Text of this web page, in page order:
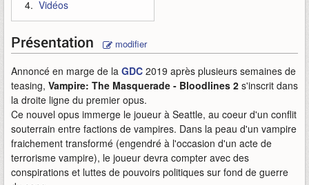
Vidéos
Présentation modifier
Annoncé en marge de la GDC 2019 après plusieurs semaines de
teasing, Vampire: The Masquerade - Bloodlines 2 s'inscrit dans
la droite ligne du premier opus.
Ce nouvel opus immerge le joueur à Seattle, au coeur d'un conflit
souterrain entre factions de vampires. Dans la peau d'un vampire
fraichement transformé (engendré à l'occasion d'un acte de
terrorisme vampire), le joueur devra compter avec des
conspirations et luttes de pouvoirs politiques sur fond de guerre